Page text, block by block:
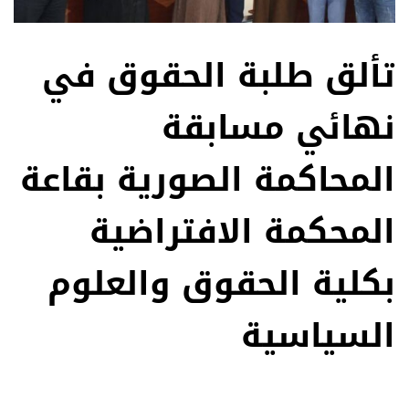
تألق طلبة الحقوق في
نهائي مسابقة
المحاكمة الصورية بقاعة
المحكمة الافتراضية
بكلية الحقوق والعلوم
السياسية